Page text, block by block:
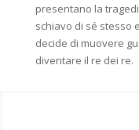
presentano la
schiavo di sé stesso
decide di muovere
diventare il re dei re.